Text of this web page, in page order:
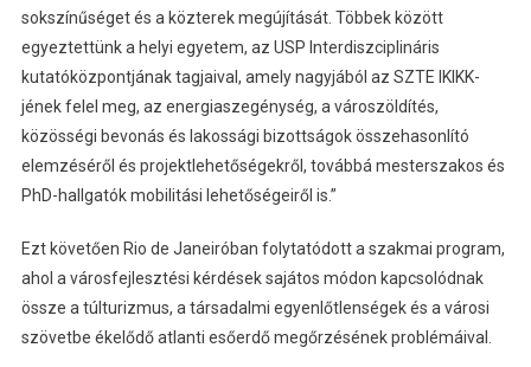
sokszínűséget és a közterek megújítását. Többek között
egyeztettünk a helyi egyetem, az USP Interdiszciplináris
kutatóközpontjának tagjaival, amely nagyjából az SZTE IKIKK-
jének felel meg, az energiaszegénység, a városzöldítés,
közösségi bevonás és lakossági bizottságok összehasonlító
elemzéséről és projektlehetőségekről, továbbá mesterszakos és
PhD-hallgatók mobilitási lehetőségeiről is.”
Ezt követően Rio de Janeiróban folytatódott a szakmai program,
ahol a városfejlesztési kérdések sajátos módon kapcsolódnak
össze a túlturizmus, a társadalmi egyenlőtlenségek és a városi
szövetbe ékelődő atlanti esőerdő megőrzésének problémáival.